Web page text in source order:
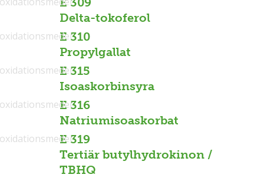
Delta-tokoferol
E 310
Propylgallat
E 315
Isoaskorbinsyra
E 316
Natriumisoaskorbat
E 319
Tertiär butylhydrokinon /
TBHQ